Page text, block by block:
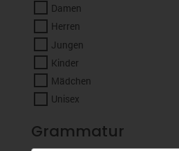
Damen
Herren
Jungen
Kinder
Mädchen
Unisex
Grammatur